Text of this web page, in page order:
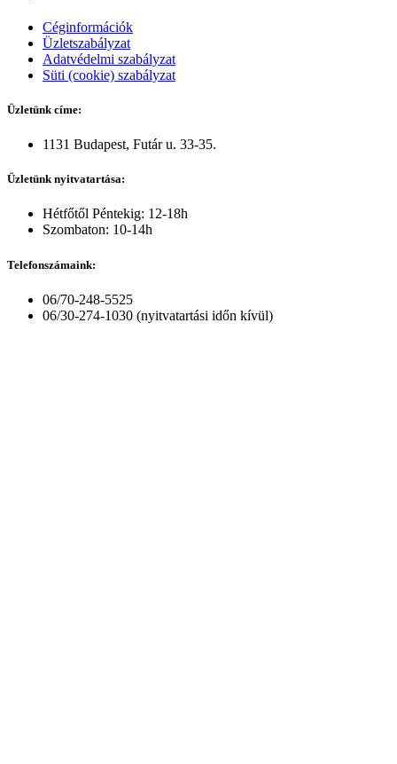
Céginformációk
Üzletszabályzat
Adatvédelmi szabályzat
Süti (cookie) szabályzat
Üzletünk címe:
1131 Budapest, Futár u. 33-35.
Üzletünk nyitvatartása:
Hétfőtől Péntekig: 12-18h
Szombaton: 10-14h
Telefonszámaink:
06/70-248-5525
06/30-274-1030 (nyitvatartási időn kívül)